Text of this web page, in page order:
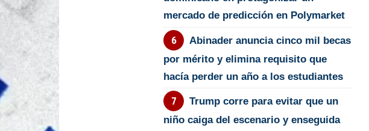
mercado de predicción en Polymarket
Abinader anuncia cinco mil becas
por mérito y elimina requisito que
hacía perder un año a los estudiantes
Trump corre para evitar que un
niño caiga del escenario y enseguida